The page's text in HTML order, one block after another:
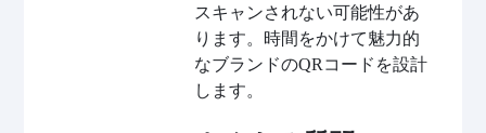
スキャンされない可能性があ
ります。時間をかけて魅力的
なブランドのQRコードを設計
します。